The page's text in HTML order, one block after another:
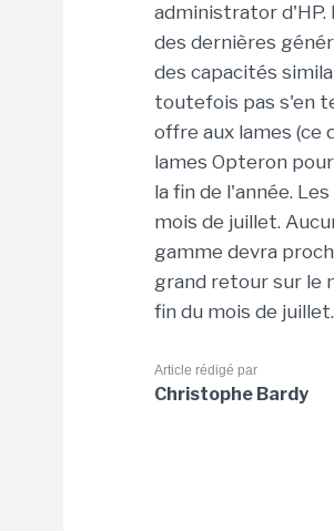
administrator d'HP.
des dernières
des capacités
toutefois pas s'en
offre aux lames (ce
lames Opteron
la fin de l'année.
mois de juillet.
gamme devra
grand retour sur le
fin du mois de
Article rédigé par
Christophe Bardy